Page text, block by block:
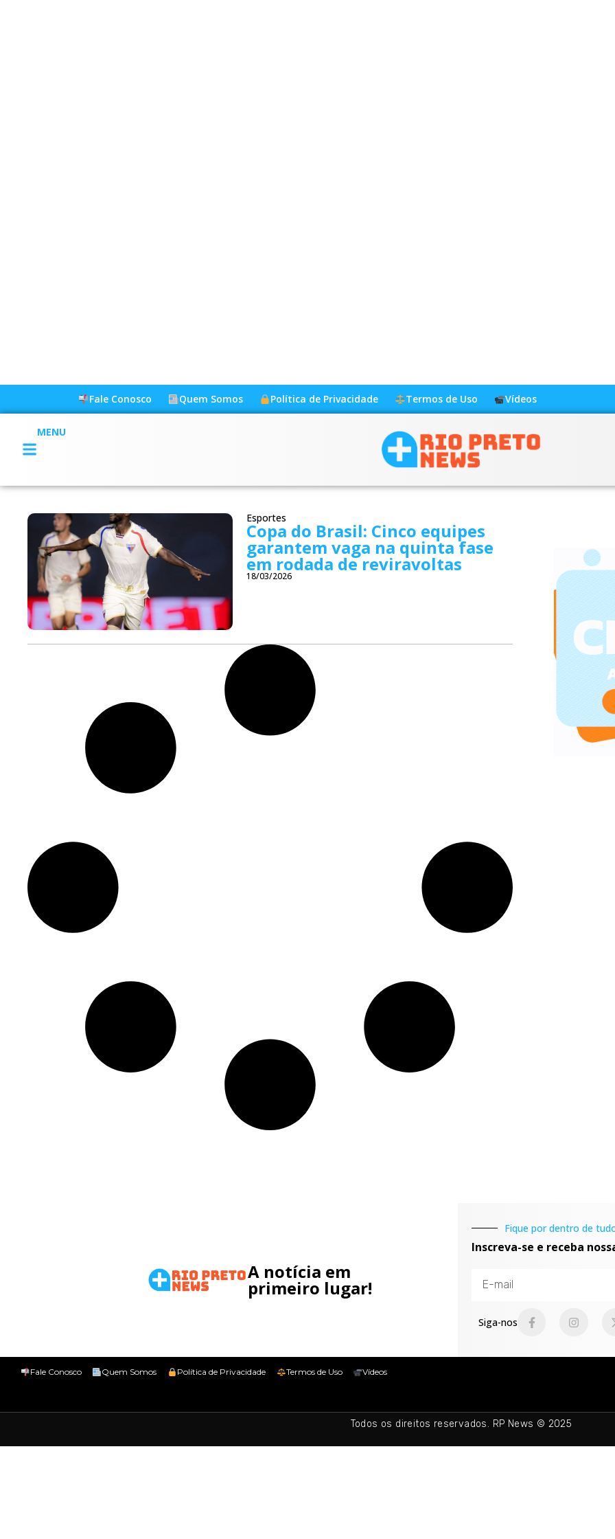
Fale Conosco Quem Somos Política de Privacidade Termos de Uso Vídeos
MENU
Esportes
Copa do Brasil: Cinco equipes
garantem vaga na quinta fase
em rodada de reviravoltas
18/03/2026
A notícia em
primeiro lugar!
Fique por dentro de
Inscreva-se e receba
Siga-nos
Fale Conosco Quem Somos Política de Privacidade Termos de Uso Vídeos
Todos os direitos reservados. RP News © 2025